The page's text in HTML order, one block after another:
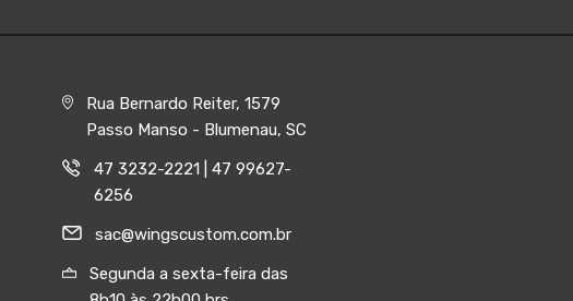
Rua Bernardo Reiter, 1579
Passo Manso - Blumenau, SC
47 3232-2221 | 47 99627-
6256
sac@wingscustom.com.br
Segunda a sexta-feira das